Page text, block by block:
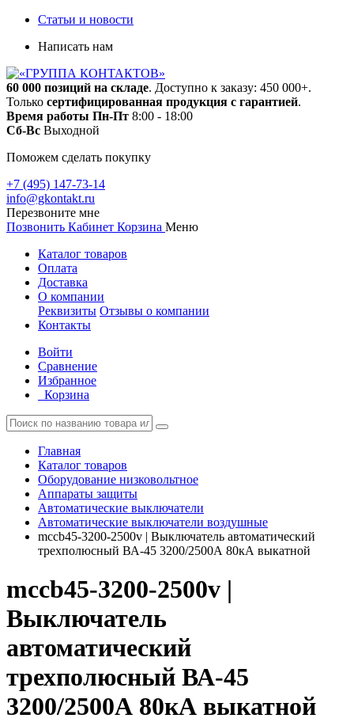
Статьи и новости
Написать нам
60 000 позиций на складе. Доступно к заказу: 450 000+.
Только сертифицированная продукция с гарантией.
Время работы Пн-Пт 8:00 - 18:00
Сб-Вс Выходной
Поможем сделать покупку
+7 (495) 147-73-14
info@gkontakt.ru
Перезвоните мне
Позвонить Кабинет Корзина Меню
Каталог товаров
Оплата
Доставка
О компании
Реквизиты Отзывы о компании
Контакты
Войти
Сравнение
Избранное
Корзина
Главная
Каталог товаров
Оборудование низковольтное
Аппараты защиты
Автоматические выключатели
Автоматические выключатели воздушные
mccb45-3200-2500v | Выключатель автоматический
трехполюсный ВА-45 3200/2500А 80кА выкатной
mccb45-3200-2500v |
Выключатель
автоматический
трехполюсный ВА-45
3200/2500А 80кА выкатной